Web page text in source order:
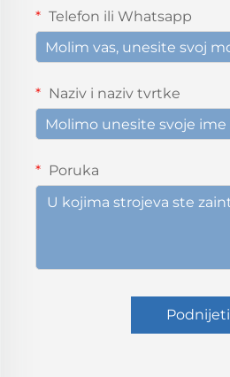
Telefon ili Whatsapp
Naziv i naziv tvrtke
Poruka
Podnijeti